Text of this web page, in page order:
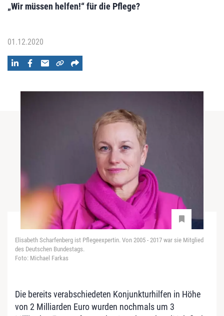
„Wir müssen helfen!“ für die Pflege?
01.12.2020
Elisabeth Scharfenberg ist Pflegeexpertin. Von 2005 - 2017 war sie Mitglied
des Deutschen Bundestags.
Foto: Michael Farkas
Die bereits verabschiedeten Konjunkturhilfen in Höhe
von 2 Milliarden Euro wurden nochmals um 3